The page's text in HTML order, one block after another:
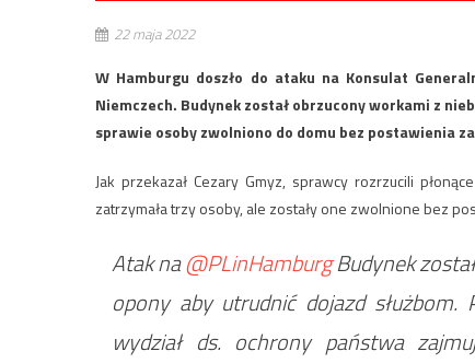
22 maja 2022
W Hamburgu doszło do ataku na Konsulat
Niemczech. Budynek został obrzucony workami z
sprawie osoby zwolniono do domu bez postawienia
Jak przekazał Cezary Gmyz, sprawcy rozrzucili
zatrzymała trzy osoby, ale zostały one zwolnione bez
Atak na@PLinHamburgBudynek
opony aby utrudnić dojazd służbom.
wydział ds. ochrony państwa